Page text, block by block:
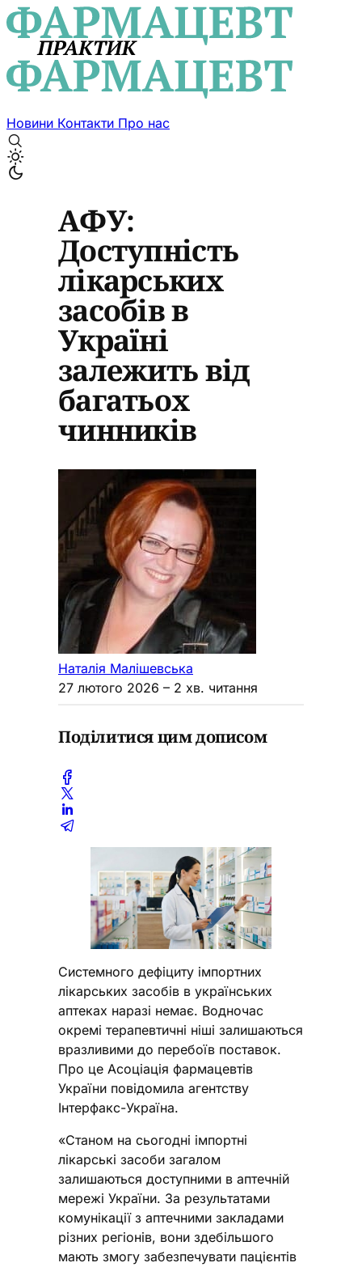
Новини Контакти Про нас
АФУ:
Доступність
лікарських
засобів в
Україні
залежить від
багатьох
чинників
Наталія Малішевська
27 лютого 2026 – 2 хв. читання
Поділитися цим дописом
Системного дефіциту імпортних
лікарських засобів в українських
аптеках наразі немає. Водночас
окремі терапевтичні ніші залишаються
вразливими до перебоїв поставок.
Про це Асоціація фармацевтів
України повідомила агентству
Інтерфакс-Україна.
«Станом на сьогодні імпортні
лікарські засоби загалом
залишаються доступними в аптечній
мережі України. За результатами
комунікації з аптечними закладами
різних регіонів, вони здебільшого
мають змогу забезпечувати пацієнтів